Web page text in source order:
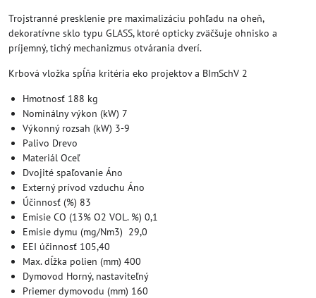
Trojstranné presklenie pre maximalizáciu pohľadu na oheň,
dekoratívne sklo typu GLASS, ktoré opticky zväčšuje ohnisko a
príjemný, tichý mechanizmus otvárania dverí.
Krbová vložka spĺňa kritéria eko projektov a BImSchV 2
Hmotnosť 188 kg
Nominálny výkon (kW) 7
Výkonný rozsah (kW) 3-9
Palivo Drevo
Materiál Oceľ
Dvojité spaľovanie Áno
Externý prívod vzduchu Áno
Účinnosť (%) 83
Emisie CO (13% O2 VOL. %) 0,1
Emisie dymu (mg/Nm3) 29,0
EEI účinnosť 105,40
Max. dĺžka polien (mm) 400
Dymovod Horný, nastaviteľný
Priemer dymovodu (mm) 160